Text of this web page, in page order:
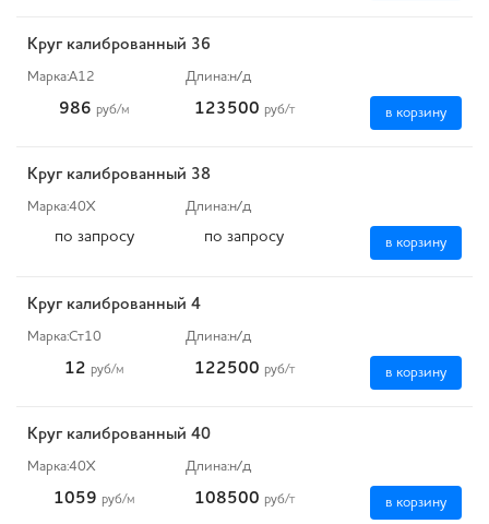
Круг калиброванный 36
Марка:А12 Длина:н/д
986 руб/м 123500 руб/т в корзину
Круг калиброванный 38
Марка:40Х Длина:н/д
по запросу по запросу в корзину
Круг калиброванный 4
Марка:Ст10 Длина:н/д
12 руб/м 122500 руб/т в корзину
Круг калиброванный 40
Марка:40Х Длина:н/д
1059 руб/м 108500 руб/т в корзину